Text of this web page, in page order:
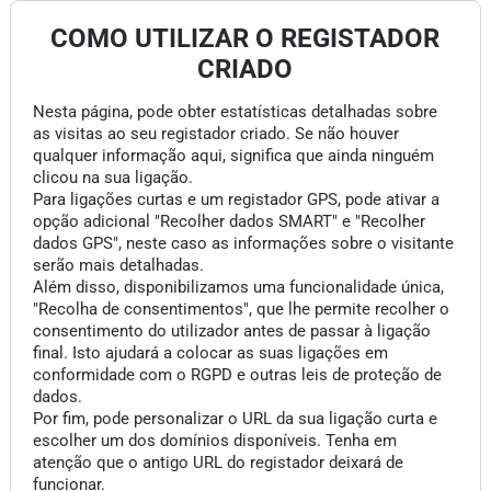
COMO UTILIZAR O REGISTADOR
CRIADO
Nesta página, pode obter estatísticas detalhadas sobre
as visitas ao seu registador criado. Se não houver
qualquer informação aqui, significa que ainda ninguém
clicou na sua ligação.
Para ligações curtas e um registador GPS, pode ativar a
opção adicional "Recolher dados SMART" e "Recolher
dados GPS", neste caso as informações sobre o visitante
serão mais detalhadas.
Além disso, disponibilizamos uma funcionalidade única,
"Recolha de consentimentos", que lhe permite recolher o
consentimento do utilizador antes de passar à ligação
final. Isto ajudará a colocar as suas ligações em
conformidade com o RGPD e outras leis de proteção de
dados.
Por fim, pode personalizar o URL da sua ligação curta e
escolher um dos domínios disponíveis. Tenha em
atenção que o antigo URL do registador deixará de
funcionar.